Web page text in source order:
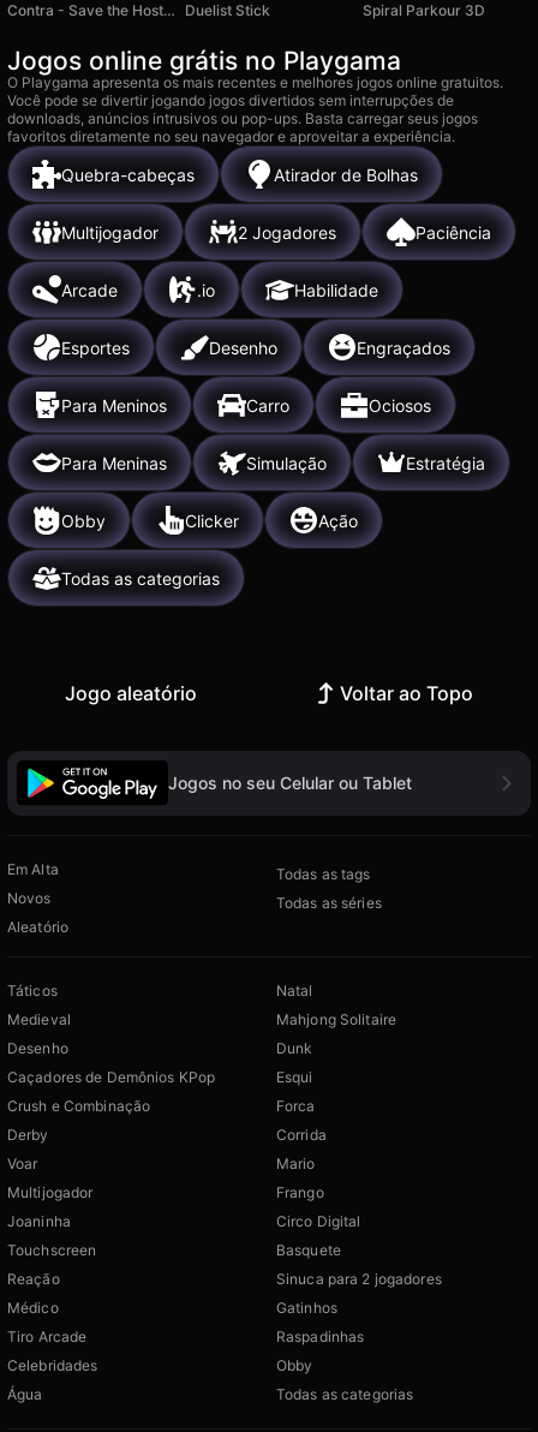
Contra - Save the Hostages
Duelist Stick Spiral Parkour 3D
Jogos online grátis no Playgama
O Playgama apresenta os mais recentes e melhores jogos online gratuitos.
Você pode se divertir jogando jogos divertidos sem interrupções de
downloads, anúncios intrusivos ou pop-ups. Basta carregar seus jogos
favoritos diretamente no seu navegador e aproveitar a experiência.
Quebra-cabeças Atirador de Bolhas
Multijogador 2 Jogadores Paciência
Arcade .io Habilidade
Esportes Desenho Engraçados
Para Meninos Carro Ociosos
Para Meninas Simulação Estratégia
Obby Clicker Ação
Todas as categorias
Jogo aleatório Voltar ao Topo
Jogos no seu Celular ou Tablet
Em Alta
Novos
Aleatório
Todas as tags
Todas as séries
Táticos
Medieval
Desenho
Caçadores de Demônios KPop
Crush e Combinação
Derby
Voar
Multijogador
Joaninha
Touchscreen
Reação
Médico
Tiro Arcade
Celebridades
Água
Natal
Mahjong Solitaire
Dunk
Esqui
Forca
Corrida
Mario
Frango
Circo Digital
Basquete
Sinuca para 2 jogadores
Gatinhos
Raspadinhas
Obby
Todas as categorias